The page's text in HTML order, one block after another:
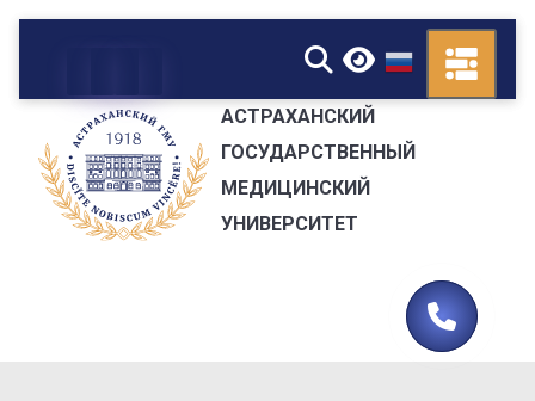
▼
АСТРАХАНСКИЙ
ГОСУДАРСТВЕННЫЙ
МЕДИЦИНСКИЙ
УНИВЕРСИТЕТ